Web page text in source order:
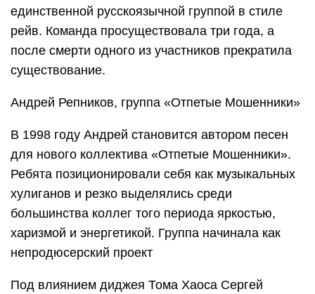
единственной русскоязычной группой в стиле
рейв. Команда просуществовала три года, а
после смерти одного из участников прекратила
существование.
Андрей Репников, группа «Отпетые Мошенники»
В 1998 году Андрей становится автором песен
для нового коллектива «Отпетые Мошенники».
Ребята позиционировали себя как музыкальных
хулиганов и резко выделялись среди
большинства коллег того периода яркостью,
харизмой и энергетикой. Группа начинала как
непродюсерский проект
Под влиянием диджея Тома Хаоса Сергей